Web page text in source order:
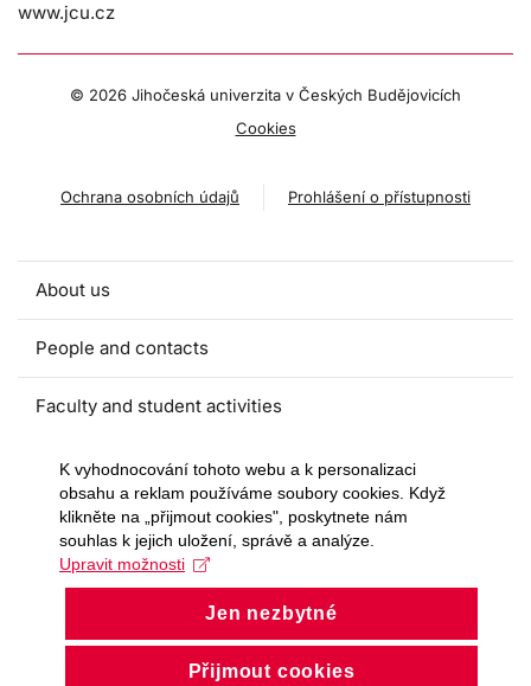
www.jcu.cz
© 2026 Jihočeská univerzita v Českých Budějovicích
Cookies
Ochrana osobních údajů Prohlášení o přístupnosti
About us
People and contacts
Faculty and student activities
Projects and strategic partnerships
Documents
European sustainable development week
Currently
K vyhodnocování tohoto webu a k personalizaci
obsahu a reklam používáme soubory cookies. Když
klikněte na „přijmout cookies", poskytnete nám
souhlas k jejich uložení, správě a analýze.
Upravit možnosti
Jen nezbytné
Přijmout cookies